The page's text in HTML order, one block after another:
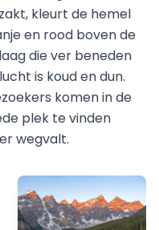
kleurt de hemel
en rood boven de
die ver beneden
is koud en dun.
komen in de
plek te vinden
wegvalt.